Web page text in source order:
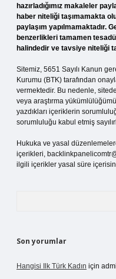
hazırladığımız makaleler
haber niteliği taşımamakta
paylaşım yapılmamaktadır.
benzerlikleri tamamen
halindedir ve tavsiye niteliği
Sitemiz, 5651 Sayılı Kanun
Kurumu (BTK) tarafından
vermektedir. Bu nedenle,
veya araştırma
yazdıkları içeriklerin
sorumluluğu kabul etmiş
Hukuka ve yasal
içerikleri,
ilgili içerikler yasal süre
Son yorumlar
Hangisi Ilk Türk Kadın için